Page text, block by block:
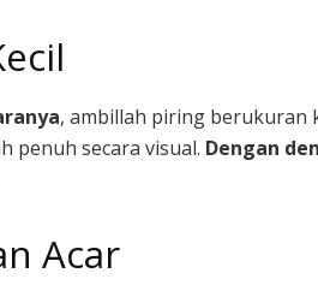
, ambillah piring berukuran
penuh secara visual. Dengan
Acar